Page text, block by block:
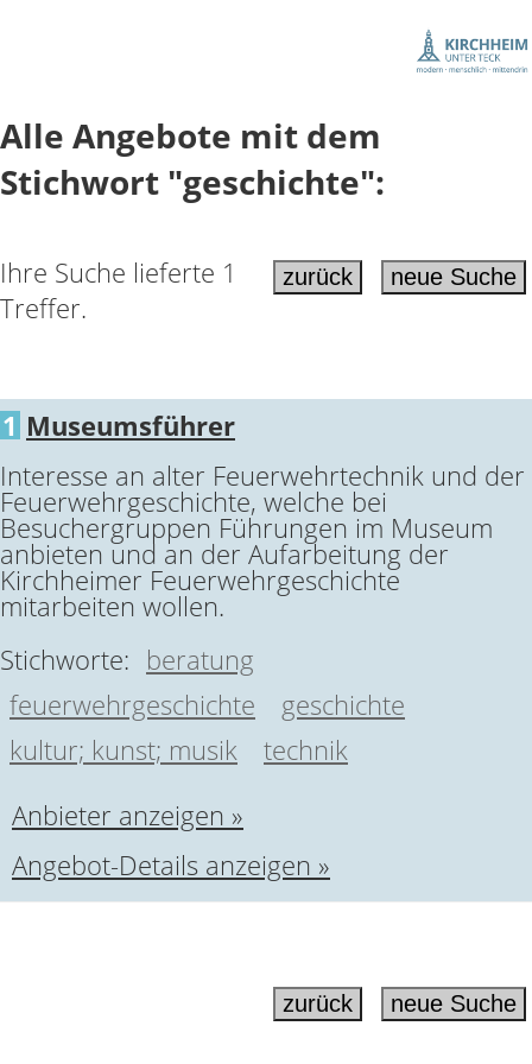
Alle Angebote mit dem
Stichwort "geschichte":
Ihre Suche lieferte 1
Treffer.
1 Museumsführer
Interesse an alter Feuerwehrtechnik und der
Feuerwehrgeschichte, welche bei
Besuchergruppen Führungen im Museum
anbieten und an der Aufarbeitung der
Kirchheimer Feuerwehrgeschichte
mitarbeiten wollen.
Stichworte: beratung
feuerwehrgeschichte
geschichte
kultur; kunst; musik
technik
Anbieter anzeigen »
Angebot-Details anzeigen »